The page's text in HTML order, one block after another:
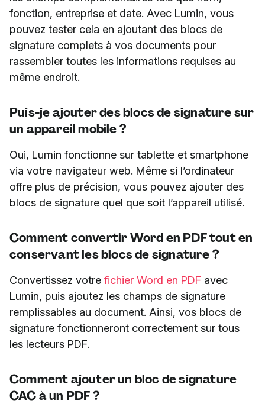
fonction, entreprise et date. Avec Lumin, vous
pouvez tester cela en ajoutant des blocs de
signature complets à vos documents pour
rassembler toutes les informations requises au
même endroit.
Puis-je ajouter des blocs de signature sur
un appareil mobile ?
Oui, Lumin fonctionne sur tablette et smartphone
via votre navigateur web. Même si l’ordinateur
offre plus de précision, vous pouvez ajouter des
blocs de signature quel que soit l’appareil utilisé.
Comment convertir Word en PDF tout en
conservant les blocs de signature ?
Convertissez votre fichier Word en PDF avec
Lumin, puis ajoutez les champs de signature
remplissables au document. Ainsi, vos blocs de
signature fonctionneront correctement sur tous
les lecteurs PDF.
Comment ajouter un bloc de signature
CAC à un PDF ?